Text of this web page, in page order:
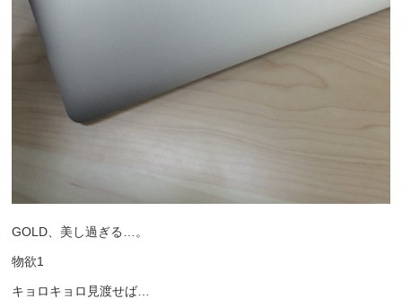
GOLD、美し過ぎる…。
物欲1
キョロキョロ見渡せば…